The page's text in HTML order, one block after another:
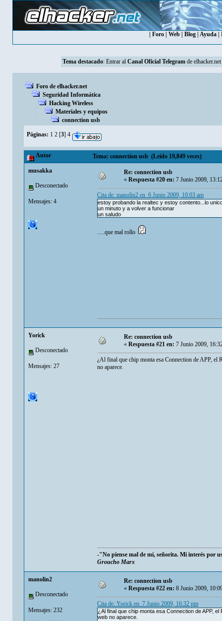
Foro Web Blog Ayuda
Tema destacado: Entrar al Canal Oficial Telegramde elhacker.net
Foro de elhacker.net
Seguridad Informática
Hacking Wireless
Materiales y equipos
connection usb
Páginas: 1 2 [3] 4
Autor Tema: connection usb (Leído 19,849 veces)
musakka
Desconectado
Mensajes: 4
Re: connection usb
«Respuesta #20 en:7 Junio 2009,
Cita de: manolin2 en 6 Junio 2009, 10:03 am
estoy probando la realtec y estoy contento...lo
un minuto y a volver a funcionar
un saludo
.....que mal rollo
Yorick
Desconectado
Mensajes: 27
Re: connection usb
« Respuesta #21 en: 7 Junio 2009,
¿Al final que chip monta esa Connection de APP, el
no aparece.
-"No piense mal de mí, señorita. Mi interés por
Groucho Marx
manolin2
Desconectado
Mensajes: 232
Re: connection usb
«Respuesta #22 en:8 Junio 2009,
Cita de: Yorick en 7 Junio 2009, 16:32 pm
¿Al final que chip monta esa Connection de APP,
web no aparece.